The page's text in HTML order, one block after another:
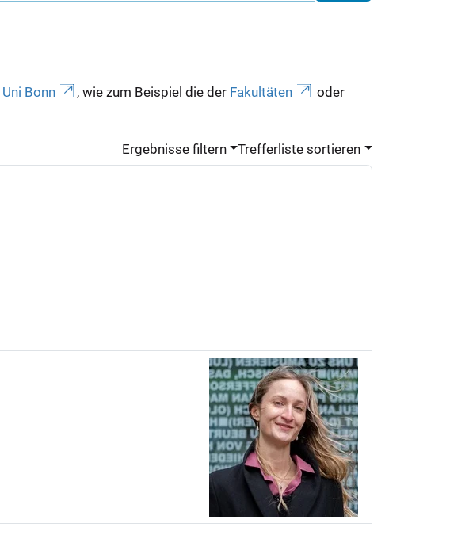
Uni Bonn , wie zum Beispiel die der Fakultäten
oder
Ergebnisse filtern Trefferliste sortieren